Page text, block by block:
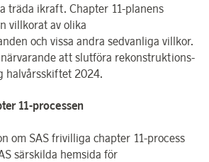
träda ikraft. Chapter 11-planens
villkorat av olika
och vissa andra sedvanliga villkor.
att slutföra rekonstruktions­
halvårsskiftet 2024.
11-processen
om SAS frivilliga chapter 11-process
särskilda hemsida för